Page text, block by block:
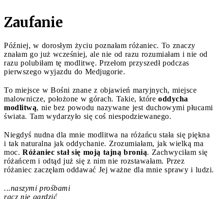
Zaufanie
Później, w dorosłym życiu poznałam różaniec. To znaczy
znałam go już wcześniej, ale nie od razu rozumiałam i nie od
razu polubiłam tę modlitwę. Przełom przyszedł podczas
pierwszego wyjazdu do Medjugorie.
To miejsce w Bośni znane z objawień maryjnych, miejsce
malownicze, położone w górach. Takie, które oddycha
modlitwą, nie bez powodu nazywane jest duchowymi płucami
świata. Tam wydarzyło się coś niespodziewanego.
Niegdyś nudna dla mnie modlitwa na różańcu stała się piękna
i tak naturalna jak oddychanie. Zrozumiałam, jak wielką ma
moc. Różaniec stał się moją tajną bronią. Zachwyciłam się
różańcem i odtąd już się z nim nie rozstawałam. Przez
różaniec zaczęłam oddawać Jej ważne dla mnie sprawy i ludzi.
...naszymi prośbami
racz nie gardzić